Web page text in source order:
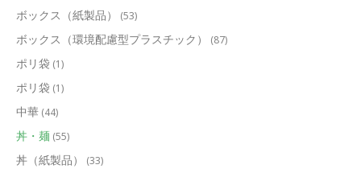
ボックス（紙製品） (53)
ボックス（環境配慮型プラスチック） (87)
ポリ袋 (1)
ポリ袋 (1)
中華 (44)
丼・麺 (55)
丼（紙製品） (33)